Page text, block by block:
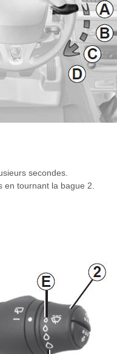
secondes.
tournant la bague 2.